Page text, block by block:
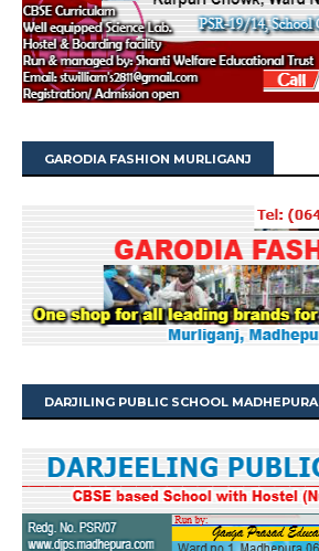
GARODIA FASHION MURLIGANJ
DARJILING PUBLIC SCHOOL MADHEPURA